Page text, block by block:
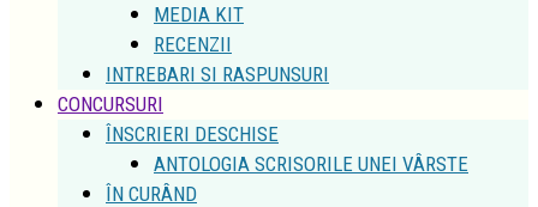
MEDIA KIT
RECENZII
INTREBARI SI RASPUNSURI
CONCURSURI
ÎNSCRIERI DESCHISE
ANTOLOGIA SCRISORILE UNEI VÂRSTE
ÎN CURÂND